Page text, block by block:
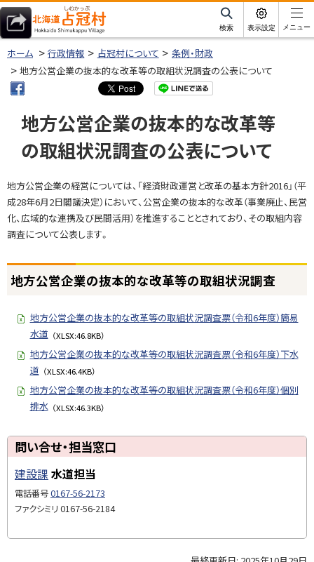
本
文
へ北海道占冠村
サ
イ
検索 表示設定 メニュー
ホーム 行政情報 占冠村について
条例・財政
地方公営企業の抜本的な改革等の取組状況調査の公表について
地方公営企業の抜本的な改革等
の取組状況調査の公表について
地
方
公
企
業
取
組
状
況
調
地方公営企業の経営については、「経済財政運営と改革の基本方針2016」（平
成28年6月2日閣議決定）において、公営企業の抜本的な改革（事業廃止、民営
化、広域的な連携及び民間活用）を推進することとされており、その取組内容
調査について公表します。
地方公営企業の抜本的な改革等の取組状況調査
地方公営企業の抜本的な改革等の取組状況調査票（令和6年度）簡易
水道 （XLSX:46.8KB）
地方公営企業の抜本的な改革等の取組状況調査票（令和6年度）下水
道 （XLSX:46.4KB）
地方公営企業の抜本的な改革等の取組状況調査票（令和6年度）個別
排水 （XLSX:46.3KB）
ッ
プ
に
戻
問い合せ・担当窓口
建設課 水道担当
電話番号0167-56-2173
ファクシミリ 0167-56-2184